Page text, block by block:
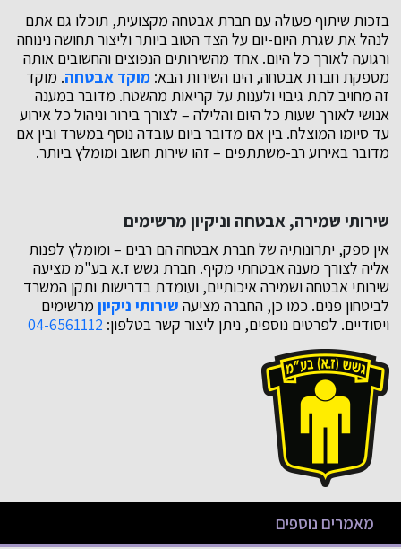
בזכות שיתוף פעולה עם חברת אבטחה מקצועית, תוכלו גם אתם
לנהל את שגרת היום-יום על הצד הטוב ביותר וליצור תחושה נינוחה
ורגועה לאורך כל היום. אחד מהשירותים הנפוצים והחשובים אותה
מספקת חברת אבטחה, הינו השירות הבא: מוקד אבטחה. מוקד
זה מחויב לתת גיבוי ולענות על קריאות מהשטח. מדובר במענה
אנושי לאורך שעות כל היום והלילה – לצורך בירור וניהול כל אירוע
עד סיומו המוצלח. בין אם מדובר ביום עובדה נוסף במשרד ובין אם
מדובר באירוע רב-משתתפים – זהו שירות חשוב ומומלץ ביותר.
שירותי שמירה, אבטחה וניקיון מרשימים
אין ספק, יתרונותיה של חברת אבטחה הם רבים – ומומלץ לפנות
אליה לצורך מענה אבטחתי מקיף. חברת גשש ז.א בע"מ מציעה
שירותי אבטחה ושמירה איכותיים, ועומדת בדרישות ותקן המשרד
לביטחון פנים. כמו כן, החברה מציעה שירותי ניקיוןמרשימים
ויסודיים. לפרטים נוספים, ניתן ליצור קשר בטלפון: 04-6561112
מאמרים נוספים